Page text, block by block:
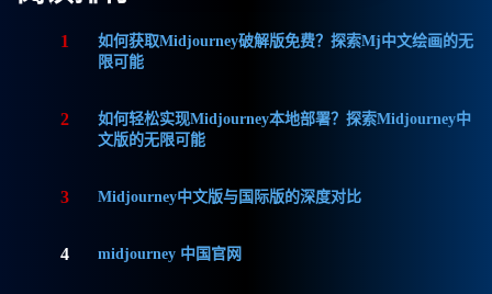
1
如何获取Midjourney破解版免费？探索Mj中文绘画的无
限可能
2
如何轻松实现Midjourney本地部署？探索Midjourney中
文版的无限可能
3 Midjourney中文版与国际版的深度对比
4 midjourney 中国官网